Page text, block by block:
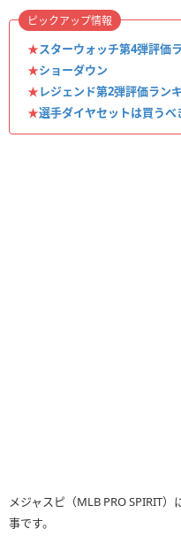
★スターウォッチ第4弾評価
★ショーダウン
★レジェンド第2弾評価ラン
★選手ダイヤセットは買うべ
ピックアップ情報
メジャスピ（MLB PRO SPIRIT
事です。